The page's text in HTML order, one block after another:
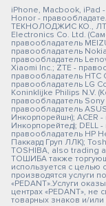
iPhone, Macbook, iPad
Honor -
ТЕКНОЛОДЖИС КО.,
Electronics Co. Ltd.
правообладатель
правообладатель
правообладатель
Xiaomi Inc.; ZTE -
правообладатель
правообладатель LG
Koninklijke Philips N.V.
правообладатель
правообладатель
Инкорпорейшн); ACER
Инкорпорейтед); DELL
правообладатель HP
Паккард Груп ЛЛК);
TOSHIBA, also
ТОШИБА также
используется с целью
производятся услуги
«PEDANT».Услуги
центрах «PEDANT»,
товарных знаков и/